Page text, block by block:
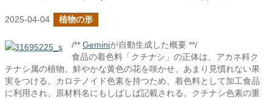
2025-04-04 植物の形
/** Geminiが自動生成した概要 **/
食品の着色料「クチナシ」の正体は、アカネ科ク
チナシ属の植物。鮮やかな黄色の花を咲かせ、あまり見慣れない果
実をつける。カロテノイド色素を持つため、着色料として加工食品
に利用され、原材料名にもしばしば記載される。クチナシ色素の重